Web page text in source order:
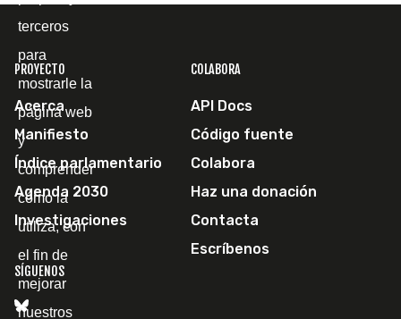
PROYECTO
Acerca
Manifiesto
Índice parlamentario
Agenda 2030
Investigaciones
COLABORA
API Docs
Código fuente
Colabora
Haz una donación
Contacta
Escríbenos
SÍGUENOS
terceros
para
mostrarle la
página web
y
comprender
cómo la
utiliza, con
el fin de
mejorar
nuestros